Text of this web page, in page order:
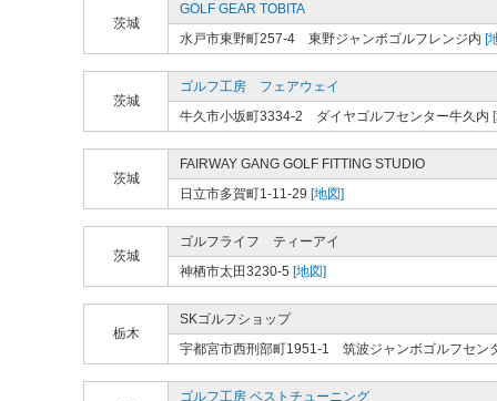
茨城
GOLF GEAR TOBITA
水戸市東野町257-4 東野ジャンボゴルフレンジ内 [
茨城
ゴルフ工房 フェアウェイ
牛久市小坂町3334-2 ダイヤゴルフセンター牛久内
茨城
FAIRWAY GANG GOLF FITTING STUDIO
日立市多賀町1-11-29 [地図]
茨城
ゴルフライフ ティーアイ
神栖市太田3230-5 [地図]
栃木
SKゴルフショップ
宇都宮市西刑部町1951-1 筑波ジャンボゴルフセン
ゴルフ工房 ベストチューニング